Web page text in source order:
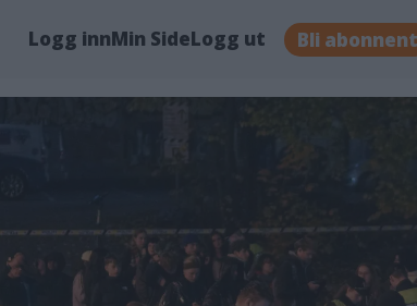
Logg innMin SideLogg ut Bli abonnent